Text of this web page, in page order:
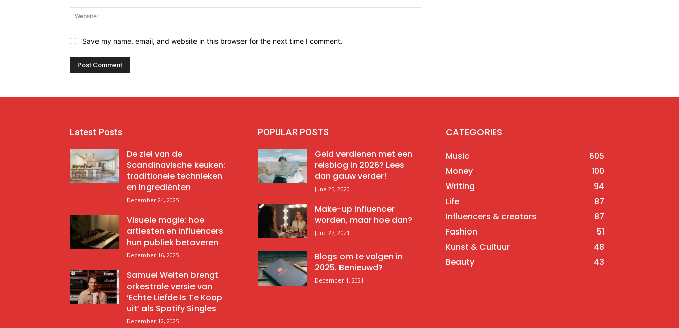
Save my name, email, and website in this browser for the next time I comment.
Latest Posts
De ziel van de
Scandinavische keuken:
traditionele technieken
en ingrediënten
December 24, 2025
Visuele magie: hoe
artiesten en influencers
hun publiek betoveren
December 16, 2025
Samuel Welten brengt
orkestrale versie van
‘Echte Liefde Is Te Koop
uit’ als Spotify Singles
December 12, 2025
POPULAR POSTS
Geld verdienen met een
reisblog in 2026? Lees
dan gauw verder!
June 25, 2020
Make-up influencer
worden, maar hoe dan?
June 27, 2021
Blogs om te volgen in
2025. Benieuwd?
December 1, 2021
CATEGORIES
Music
605
Money
100
Writing
94
Life
87
Influencers & creators
87
Fashion
51
Kunst & Cultuur
48
Beauty
43